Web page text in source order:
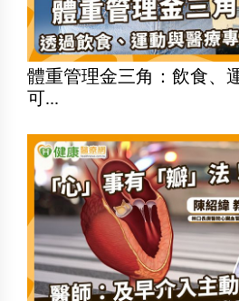
體重管理金三角：飲食、
可...